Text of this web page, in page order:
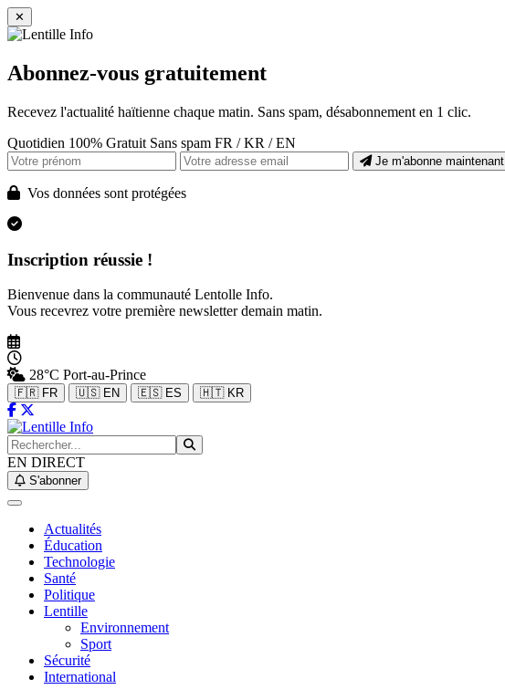
✕
Abonnez-vous gratuitement
Recevez l'actualité haïtienne chaque matin. Sans spam, désabonnement en 1 clic.
Quotidien 100% Gratuit Sans spam FR / KR / EN
Je m'abonne maintenant
Vos données sont protégées
Inscription réussie !
Bienvenue dans la communauté Lentolle Info.
Vous recevrez votre première newsletter demain matin.
28°C Port-au-Prince
🇫🇷 FR 🇺🇸 EN 🇪🇸 ES 🇭🇹 KR
EN DIRECT
S'abonner
Actualités
Éducation
Technologie
Santé
Politique
Lentille
Environnement
Sport
Sécurité
International